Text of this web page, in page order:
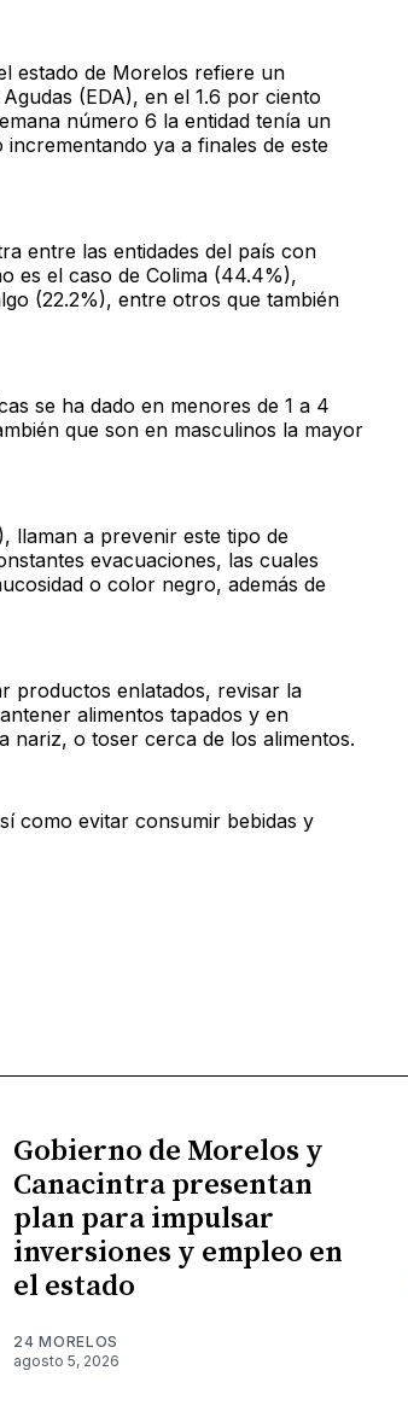
estado de Morelos refiere un
(EDA), en el 1.6 por ciento
número 6 la entidad tenía un
ya a finales de este
entre las entidades del país con
es el caso de Colima (44.4%),
(22.2%), entre otros que también
se ha dado en menores de 1 a 4
que son en masculinos la mayor
llaman a prevenir este tipo de
evacuaciones, las cuales
o color negro, además de
productos enlatados, revisar la
alimentos tapados y en
nariz, o toser cerca de los alimentos.
como evitar consumir bebidas y
Gobierno de Morelos y
Canacintra presentan
plan para impulsar
inversiones y empleo en
el estado
24 MORELOS
agosto 5, 2026